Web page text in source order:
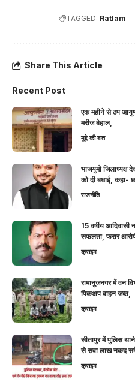
TAGGED: Ratlam
Share This Article
Recent Post
एक महीने से ठप
मरीज बेहाल,
मुद्दे की बात
भाजयुमो जिलाध्यक्ष
को दी बधाई, कहा-
राजनीति
15 वर्षीय
सफलता, फरार
क्राइम
रामानुजनगर में वन
पिकअप वाहन जब्त,
क्राइम
सीतापुर में पुलिस
से सवा लाख नकद
क्राइम